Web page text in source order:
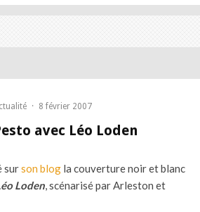
· 8 février 2007
avec Léo Loden
surson blog la couverture noir et blanc
Loden, scénarisé par Arleston et